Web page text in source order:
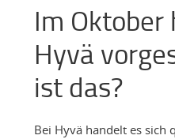
Im Oktober
Hyvä
ist das?
Bei Hyvä handelt es sich